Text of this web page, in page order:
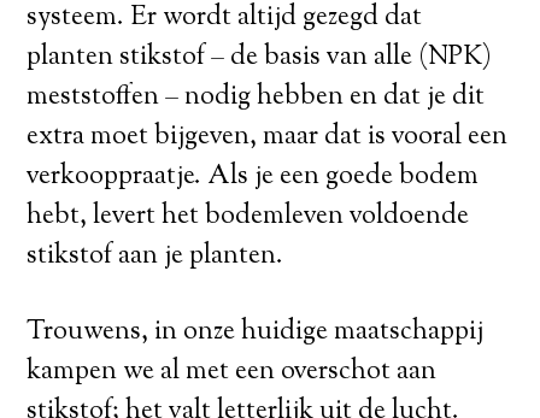
systeem. Er wordt altijd gezegd dat
planten stikstof – de basis van alle (NPK)
meststoffen – nodig hebben en dat je dit
extra moet bijgeven, maar dat is vooral een
verkooppraatje. Als je een goede bodem
hebt, levert het bodemleven voldoende
stikstof aan je planten.
Trouwens, in onze huidige maatschappij
kampen we al met een overschot aan